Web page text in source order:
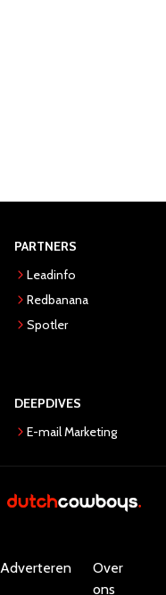
PARTNERS
Leadinfo
Redbanana
Spotler
DEEPDIVES
E-mail Marketing
Adverteren
Over
ons